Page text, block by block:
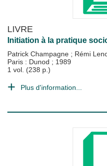
LIVRE
Initiation à la pratique
Patrick Champagne ; Rémi
Paris : Dunod ; 1989
1 vol. (238 p.)
Plus d'information...